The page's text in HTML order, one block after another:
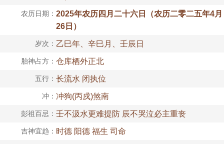
农历日期： 2025年农历四月二十六日（农历二零二五年4月
26日）
岁次： 乙巳年、辛巳月、壬辰日
胎神占方： 仓库栖外正北
五行： 长流水 闭执位
冲： 冲狗(丙戍)煞南
彭祖百忌： 壬不汲水更难提防 辰不哭泣必主重丧
吉神宜趋： 时德 阳德 福生 司命